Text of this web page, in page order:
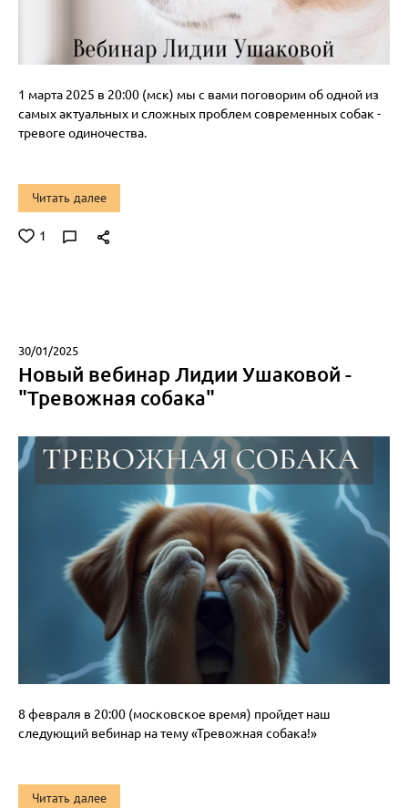
1 марта 2025 в 20:00 (мск) мы с вами поговорим об одной из
самых актуальных и сложных проблем современных собак -
тревоге одиночества.
Читать далее
1
8 февраля в 20:00 (московское время) пройдет наш
следующий вебинар на тему «Тревожная собака!»
Читать далее
30/01/2025
Новый вебинар Лидии Ушаковой -
"Тревожная собака"